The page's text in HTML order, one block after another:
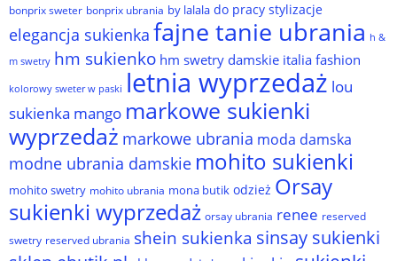
bonprix sweter bonprix ubrania by lalala do pracy stylizacje
elegancja sukienka fajne tanie ubrania h &
m swetry hm sukienko hm swetry damskie italia fashion
kolorowy sweter w paski letnia wyprzedaż lou
sukienka mango markowe sukienki
wyprzedaż markowe ubrania moda damska
modne ubrania damskie mohito sukienki
mohito swetry mohito ubrania mona butik odzież Orsay
sukienki wyprzedaż orsay ubrania renee reserved
swetry reserved ubrania shein sukienka sinsay sukienki